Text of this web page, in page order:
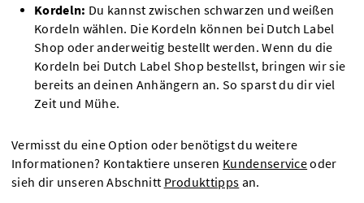
Kordeln: Du kannst zwischen schwarzen und weißen
Kordeln wählen. Die Kordeln können bei Dutch Label
Shop oder anderweitig bestellt werden. Wenn du die
Kordeln bei Dutch Label Shop bestellst, bringen wir sie
bereits an deinen Anhängern an. So sparst du dir viel
Zeit und Mühe.
Vermisst du eine Option oder benötigst du weitere
Informationen? Kontaktiere unseren Kundenserviceoder
sieh dir unseren Abschnitt Produkttipps an.